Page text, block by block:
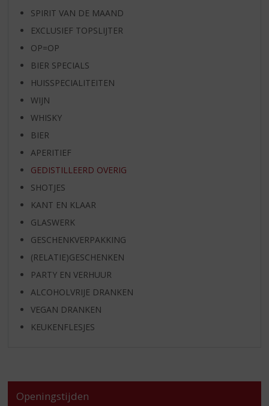
SPIRIT VAN DE MAAND
EXCLUSIEF TOPSLIJTER
OP=OP
BIER SPECIALS
HUISSPECIALITEITEN
WIJN
WHISKY
BIER
APERITIEF
GEDISTILLEERD OVERIG
SHOTJES
KANT EN KLAAR
GLASWERK
GESCHENKVERPAKKING
(RELATIE)GESCHENKEN
PARTY EN VERHUUR
ALCOHOLVRIJE DRANKEN
VEGAN DRANKEN
KEUKENFLESJES
Openingstijden